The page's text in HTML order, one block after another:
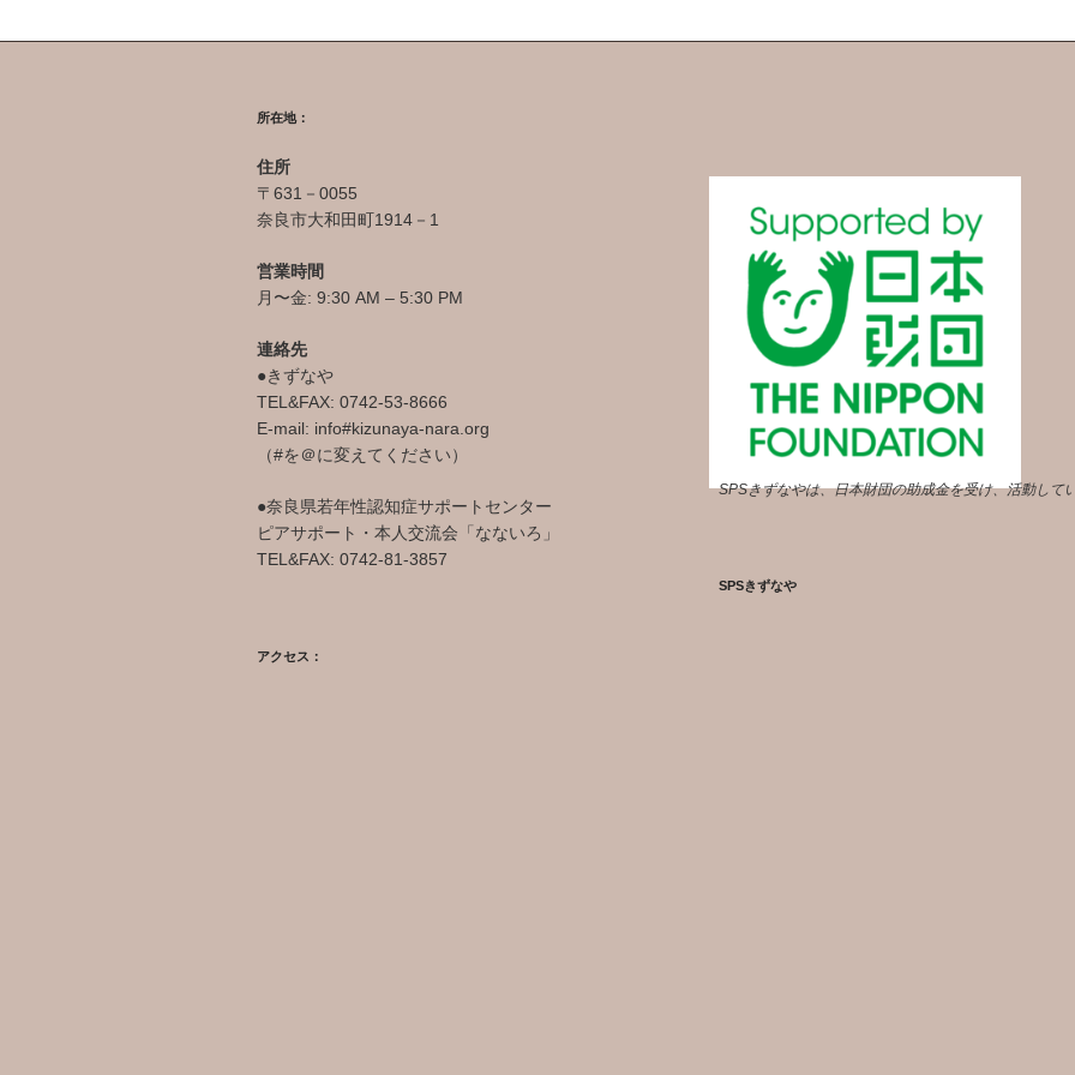
所在地：
住所
〒631－0055
奈良市大和田町1914－1
営業時間
月〜金: 9:30 AM – 5:30 PM
連絡先
●きずなや
TEL&FAX: 0742-53-8666
E-mail: info#kizunaya-nara.org
（#を＠に変えてください）
●奈良県若年性認知症サポートセンター
ピアサポート・本人交流会「なないろ」
TEL&FAX: 0742-81-3857
アクセス：
SPSきずなやは、日本財団の助成金を受け、活動して
SPSきずなや